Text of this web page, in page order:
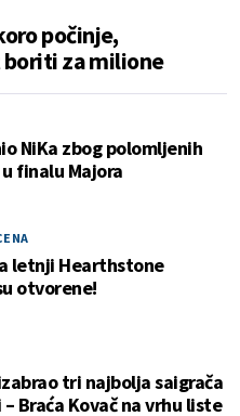
počinje,
boriti za milione
NiKa zbog polomljenih
finalu Majora
letnji Hearthstone
otvorene!
izabrao tri najbolja saigrača
Braća Kovač na vrhu liste